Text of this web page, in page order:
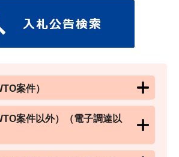
案件）
案件以外）（電子調達以